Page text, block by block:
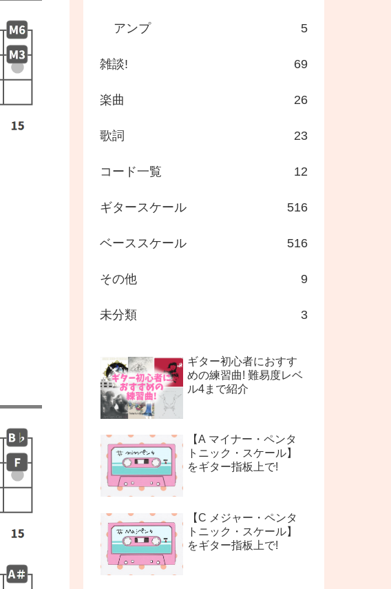
アンプ 5
雑談! 69
楽曲 26
歌詞 23
コード一覧 12
ギタースケール 516
ベーススケール 516
その他 9
未分類 3
ギター初心者におすす
めの練習曲! 難易度レベ
ル4まで紹介
【A マイナー・ペンタ
トニック・スケール】
をギター指板上で!
【C メジャー・ペンタ
トニック・スケール】
をギター指板上で!